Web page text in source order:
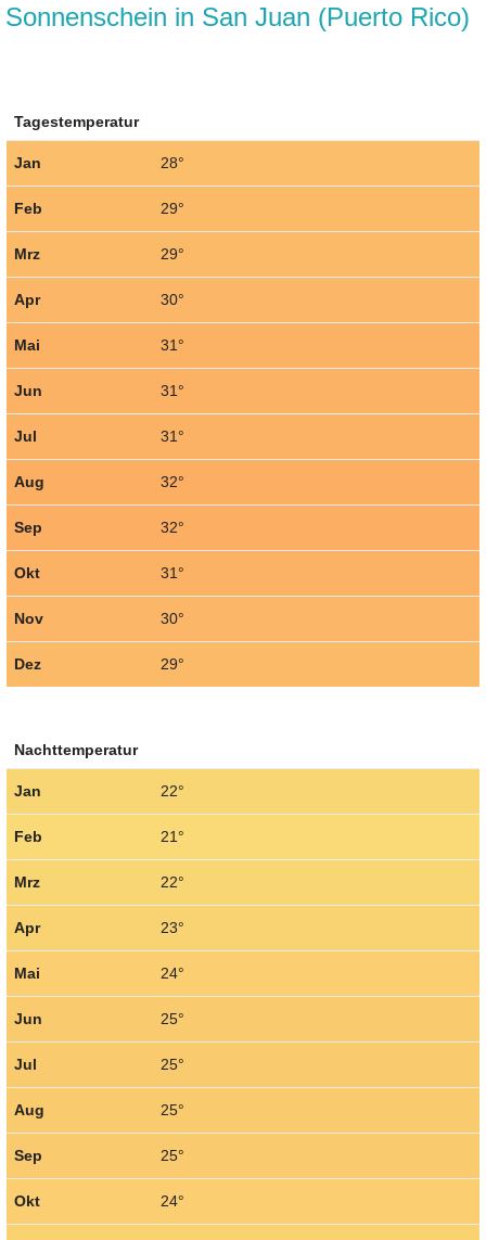
Sonnenschein in San Juan (Puerto Rico)
Tagestemperatur
Jan 28°
Feb 29°
Mrz 29°
Apr 30°
Mai 31°
Jun 31°
Jul 31°
Aug 32°
Sep 32°
Okt 31°
Nov 30°
Dez 29°
Nachttemperatur
Jan 22°
Feb 21°
Mrz 22°
Apr 23°
Mai 24°
Jun 25°
Jul 25°
Aug 25°
Sep 25°
Okt 24°